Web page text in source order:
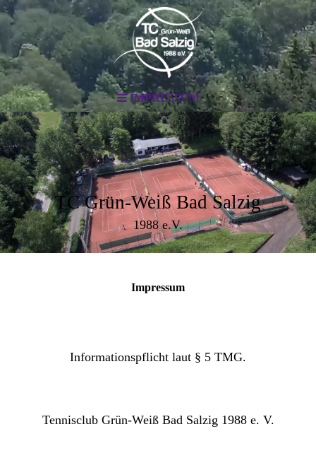
IMPRESSUM
TC Grün-Weiß Bad Salzig
1988 e.V.
Impressum
Informationspflicht laut § 5 TMG.
Tennisclub Grün-Weiß Bad Salzig 1988 e. V.